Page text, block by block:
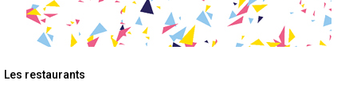
Les restaurants